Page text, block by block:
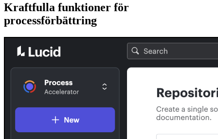
Kraftfulla funktioner för
processförbättring